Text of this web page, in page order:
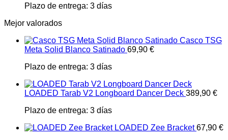
Plazo de entrega: 3 días
Mejor valorados
Casco TSG
Meta Solid Blanco Satinado 69,90 €
Plazo de entrega: 3 días
LOADED Tarab V2 Longboard Dancer Deck 389,90 €
Plazo de entrega: 3 días
LOADED Zee Bracket 67,90 €